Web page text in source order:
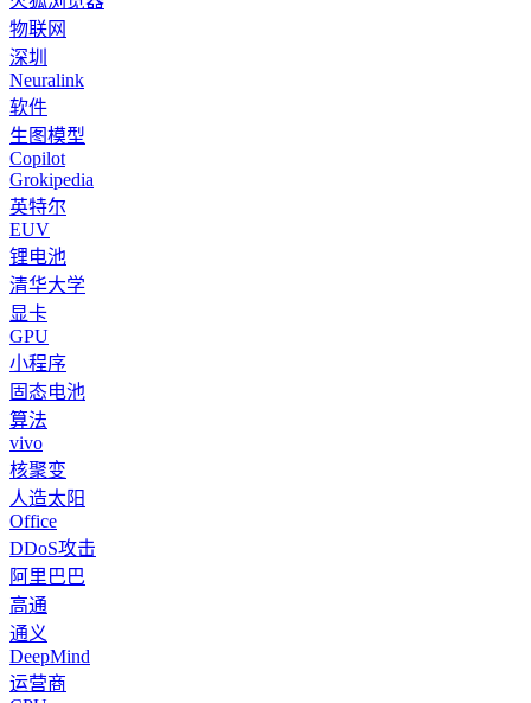
物联网
深圳
Neuralink
软件
生图模型
Copilot
Grokipedia
英特尔
EUV
锂电池
清华大学
显卡
GPU
小程序
固态电池
算法
vivo
核聚变
人造太阳
Office
DDoS攻击
阿里巴巴
高通
通义
DeepMind
运营商